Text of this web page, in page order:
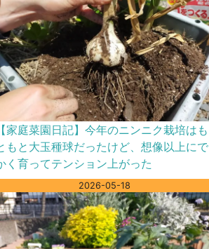
家庭菜園日記】今年のニンニク栽培はも
もと大玉種球だったけど、想像以上にで
く育ってテンション上がった
2026-05-18